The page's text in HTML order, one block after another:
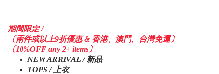
期間限定 /
〔兩件或以上9折優惠 & 香港、澳門、台灣免運〕
〔10%OFF any 2+ items〕
NEW ARRIVAL / 新品
TOPS / 上衣